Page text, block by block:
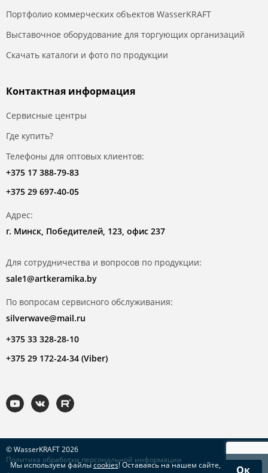
Мы используем файлыcookies! Оставаясь на нашем сайте,
Ок
Портфолио коммерческих объектов WasserKRAFT
Выставочное оборудование для торгующих организаций
Скачать каталоги и фото по продукции
Контактная информация
Сервисные центры
Где купить?
Телефоны для оптовых клиентов:
+375 17 388-79-83
+375 29 697-40-05
Адрес:
г. Минск, Победителей, 123, офис 237
Для сотрудничества и вопросов по продукции:
sale1@artkeramika.by
По вопросам сервисного обслуживания:
silverwave@mail.ru
+375 33 328-28-10
+375 29 172-24-34 (Viber)
© WasserKRAFT 2026
Политика обработки персональной информации